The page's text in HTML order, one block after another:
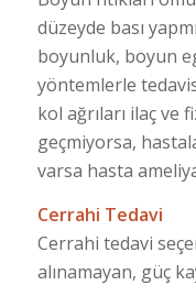
düzeyde bası
boyunluk, boyun
yöntemlerle
kol ağrıları ilaç ve
geçmiyorsa,
varsa hasta
Cerrahi Tedavi
Cerrahi tedavi
alınamayan, güç